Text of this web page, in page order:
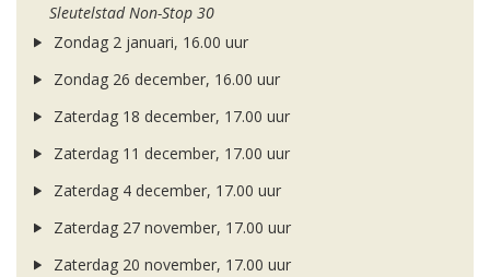
Sleutelstad Non-Stop 30
Zondag 2 januari, 16.00 uur
Zondag 26 december, 16.00 uur
Zaterdag 18 december, 17.00 uur
Zaterdag 11 december, 17.00 uur
Zaterdag 4 december, 17.00 uur
Zaterdag 27 november, 17.00 uur
Zaterdag 20 november, 17.00 uur